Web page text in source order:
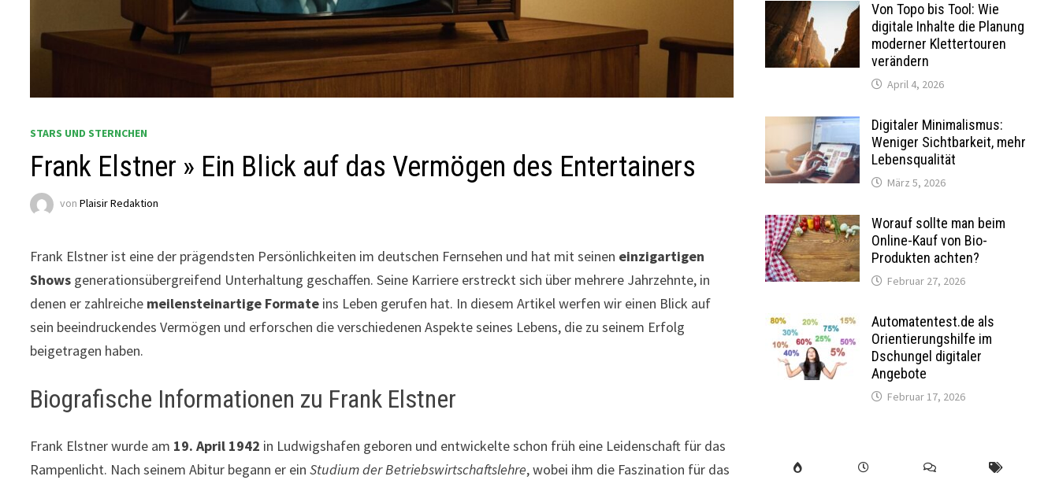
STARS UND STERNCHEN
Frank Elstner » Ein Blick auf das Vermögen des Entertainers
vonPlaisir Redaktion
Frank Elstner ist eine der prägendsten Persönlichkeiten im deutschen Fernsehen und hat mit seinen einzigartigen
Shows generationsübergreifend Unterhaltung geschaffen. Seine Karriere erstreckt sich über mehrere Jahrzehnte, in
denen er zahlreiche meilensteinartige Formate ins Leben gerufen hat. In diesem Artikel werfen wir einen Blick auf
sein beeindruckendes Vermögen und erforschen die verschiedenen Aspekte seines Lebens, die zu seinem Erfolg
beigetragen haben.
Biografische Informationen zu Frank Elstner
Frank Elstner wurde am 19. April 1942 in Ludwigshafen geboren und entwickelte schon früh eine Leidenschaft für das
Rampenlicht. Nach seinem Abitur begann er einStudium der Betriebswirtschaftslehre, wobei ihm die Faszination für das
Von Topo bis Tool: Wie
digitale Inhalte die Planung
moderner Klettertouren
verändern
April 4, 2026
Digitaler Minimalismus:
Weniger Sichtbarkeit, mehr
Lebensqualität
März 5, 2026
Worauf sollte man beim
Online-Kauf von Bio-
Produkten achten?
Februar 27, 2026
Automatentest.de als
Orientierungshilfe im
Dschungel digitaler
Angebote
Februar 17, 2026